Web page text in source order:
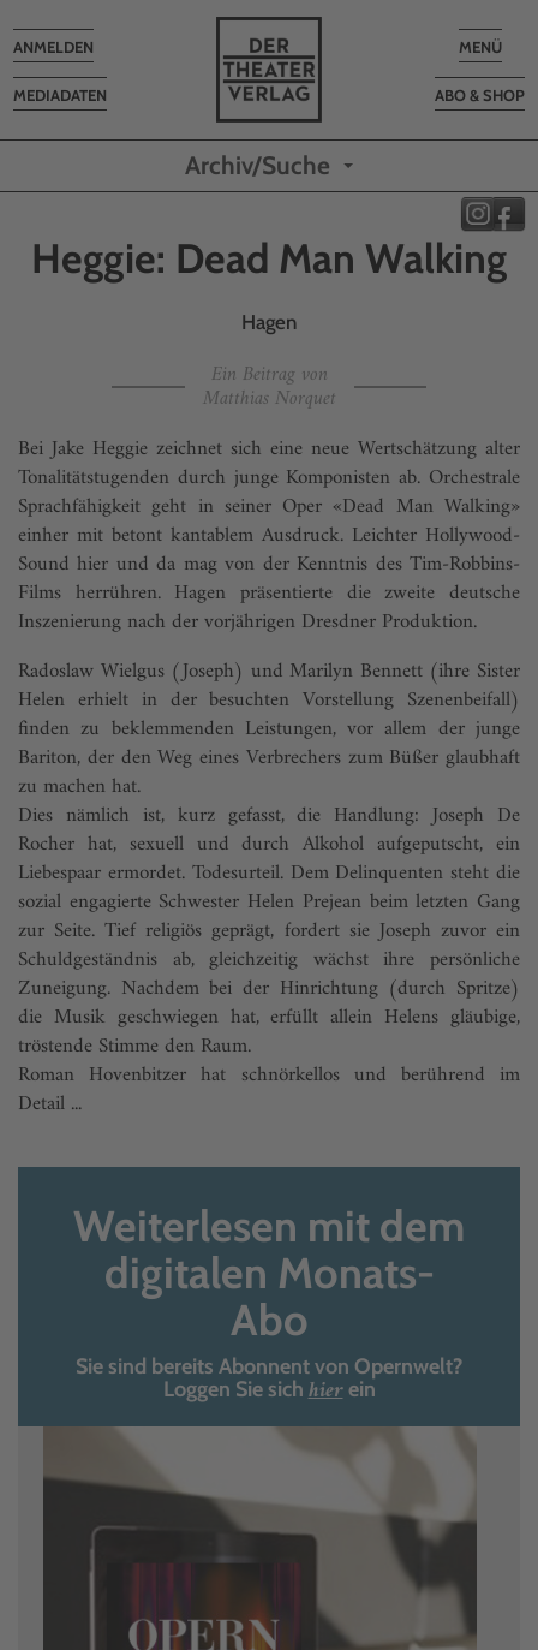
Toggle
MENÜ
ABO & SHOP
MEDIADATEN
Toggle
navigation
ANMELDEN
Archiv/Suche
Heggie: Dead Man Walking
Hagen
Ein Beitrag von
Matthias Norquet
Bei Jake Heggie zeichnet sich eine neue Wertschätzung alter
Tonalitätstugenden durch junge Komponisten ab. Orchestrale
Sprachfähigkeit geht in seiner Oper «Dead Man Walking»
einher mit betont kantablem Ausdruck. Leichter Holly­wood-
Sound hier und da mag von der Kenntnis des Tim-Robbins-
Films her­rüh­ren. Hagen präsentierte die zweite deutsche
Inszenierung nach der vorjährigen Dresdner Produktion.
Radoslaw Wielgus (Joseph) und Marilyn Bennett (ihre Sister
Helen erhielt in der besuchten Vorstellung Szenenbeifall)
finden zu beklemmenden Leistungen, vor allem der junge
Bariton, der den Weg eines Verbrechers zum Büßer glaubhaft
zu machen hat.
Dies nämlich ist, kurz gefasst, die Handlung: Joseph De
Rocher hat, sexuell und durch Alkohol aufgeputscht, ein
Liebespaar ermordet. Todesurteil. Dem Delinquenten steht die
sozial engagierte Schwester Helen Prejean beim letzten Gang
zur Seite. Tief religiös geprägt, fordert sie Joseph zuvor ein
Schuldgeständnis ab, gleichzeitig wächst ihre persön­liche
Zuneigung. Nachdem bei der Hinrichtung (durch Spritze)
die Musik geschwiegen hat, erfüllt allein Helens gläubige,
tröstende Stimme den Raum.
Roman Hovenbitzer hat schnörkellos und berührend im
Detail ...
Weiterlesen mit dem
digitalen Monats-
Abo
Sie sind bereits Abonnent von Opernwelt?
Loggen Sie sich hierein